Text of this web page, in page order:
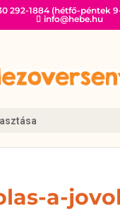
292-1884 (hétfő-péntek
info@hebe.hu
a-